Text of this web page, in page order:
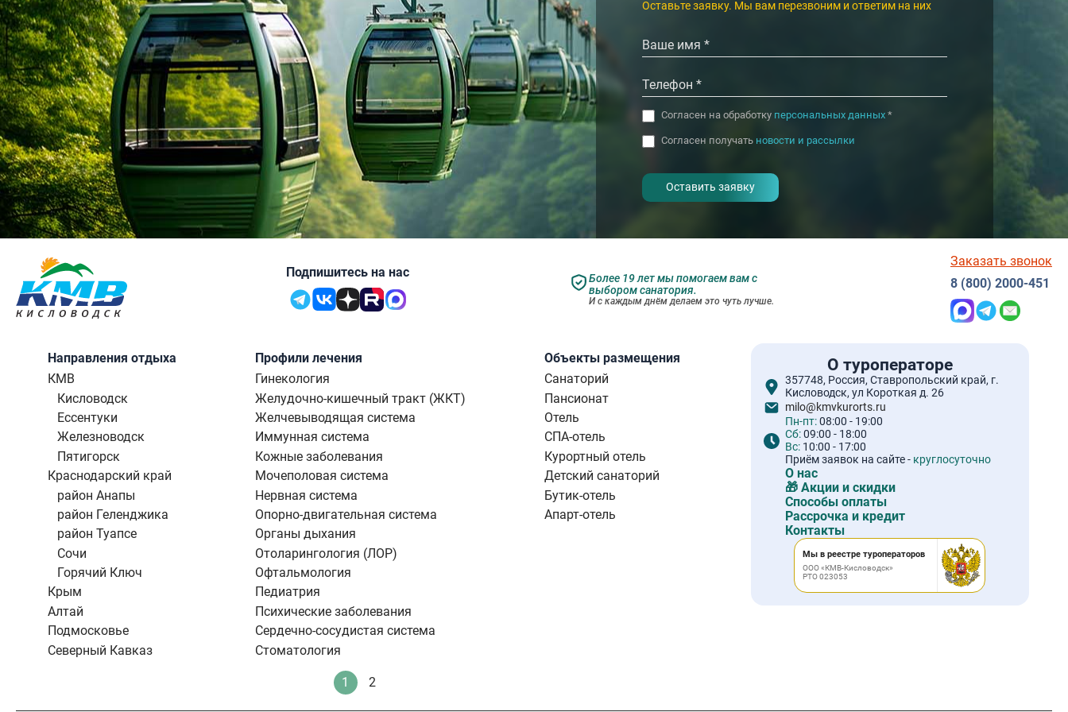
› Оставьте заявку. Мы вам перезвоним и ответим на них
Согласен на обработку персональных данных*
Согласен получать новости и рассылки
Подпишитесь на нас
Более 19 лет мы помогаем вам с
выбором санатория.
И с каждым днём делаем это чуть лучше.
Заказать звонок
8 (800) 2000-451
Направления отдыха
КМВ
Кисловодск
Ессентуки
Железноводск
Пятигорск
Краснодарский край
район Анапы
район Геленджика
район Туапсе
Сочи
Горячий Ключ
Крым
Алтай
Подмосковье
Северный Кавказ
Профили лечения
Гинекология
Желудочно-кишечный тракт (ЖКТ)
Желчевыводящая система
Иммунная система
Кожные заболевания
Мочеполовая система
Нервная система
Опорно-двигательная система
Органы дыхания
Отоларингология (ЛОР)
Офтальмология
Педиатрия
Психические заболевания
Сердечно-сосудистая система
Стоматология
НумерацияТекущая
1 Стандартное
2
Объекты размещения
Санаторий
Пансионат
Отель
СПА-отель
Курортный отель
Детский санаторий
Бутик-отель
Апарт-отель
О туроператоре
357748, Россия, Ставропольский край, г.
Кисловодск, ул Короткая д. 26
milo@kmvkurorts.ru
Пн-пт:08:00 - 19:00
Сб:09:00 - 18:00
Вс: 10:00 - 17:00
Приём заявок на сайте - круглосуточно
О нас
🎁 Акции и скидки
Способы оплаты
Рассрочка и кредит
Контакты
Мы в реестре туроператоров
ООО «КМВ-Кисловодск»
РТО 023053